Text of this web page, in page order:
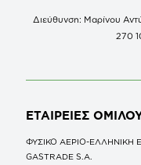
Διεύθυνση: Μαρίνου
270
ΕΤΑΙΡΕΙΕΣ
ΦΥΣΙΚΟ ΑΕΡΙΟ-ΕΛΛΗΝΙΚΗ
GASTRADE S.A.